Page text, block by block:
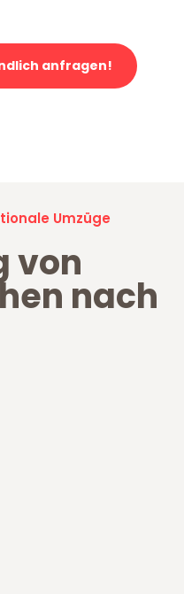
anfragen!
Umzüge
von
nach